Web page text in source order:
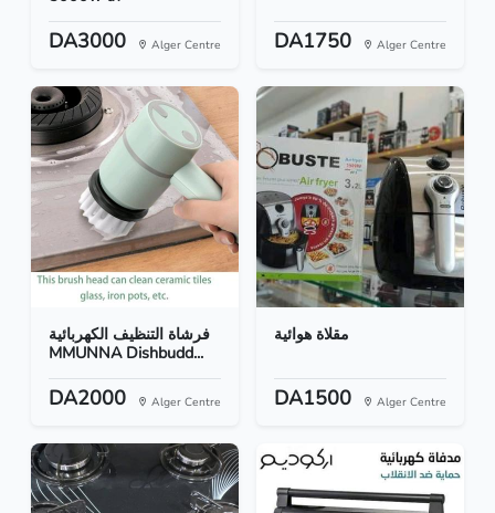
DA3000 Alger Centre DA1750 Alger Centre
فرشاة التنظيف الكهربائية
MMUNNA Dishbudd...
DA2000 Alger Centre
مقلاة هوائية
DA1500 Alger Centre